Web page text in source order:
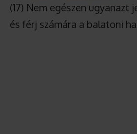
(17) Nem egészen ugyanazt
és férj számára a balatoni